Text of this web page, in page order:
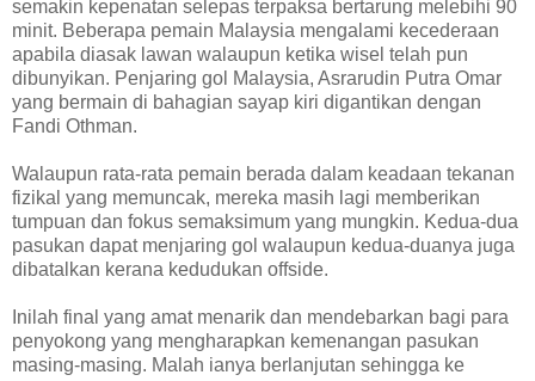
semakin kepenatan selepas terpaksa bertarung melebihi 90
minit. Beberapa pemain Malaysia mengalami kecederaan
apabila diasak lawan walaupun ketika wisel telah pun
dibunyikan. Penjaring gol Malaysia, Asrarudin Putra Omar
yang bermain di bahagian sayap kiri digantikan dengan
Fandi Othman.
Walaupun rata-rata pemain berada dalam keadaan tekanan
fizikal yang memuncak, mereka masih lagi memberikan
tumpuan dan fokus semaksimum yang mungkin. Kedua-dua
pasukan dapat menjaring gol walaupun kedua-duanya juga
dibatalkan kerana kedudukan offside.
Inilah final yang amat menarik dan mendebarkan bagi para
penyokong yang mengharapkan kemenangan pasukan
masing-masing. Malah ianya berlanjutan sehingga ke